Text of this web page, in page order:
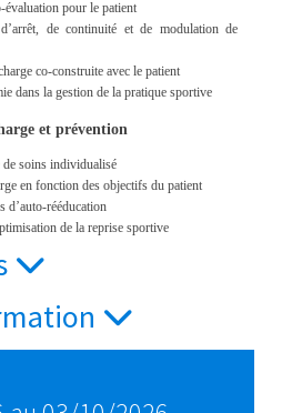
évaluation pour le patient
de continuité et de modulation de
co-construite avec le patient
dans la gestion de la pratique sportive
et prévention
de soins individualisé
en fonction des objectifs du patient
d’auto-rééducation
de la reprise sportive